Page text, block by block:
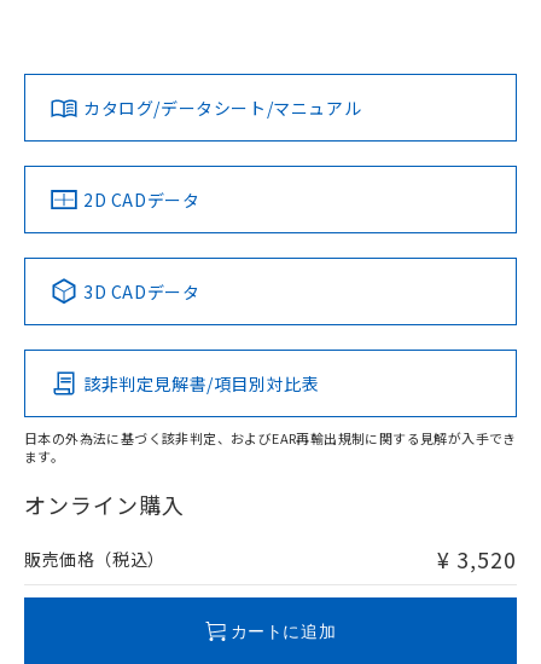
ダウンロードデータをご利用いただく前に、以下を必ずお読
みください。
ソフトウェアの使用条件
対応済み
中国 RoHS 注意事項・凡例
Pb Hg Cd Cr(VI)
O
在庫等で未対応品が混在する可能性があります。
問い合わせください。
カタログ/データシート/マニュアル
2D CADデータ
3D CADデータ
該非判定見解書/項目別対比表
日本の外為法に基づく該非判定、およびEAR再輸出規制に関する見解が入手でき
ます。
オンライン購入
販売価格（税込） ¥ 3,520
カートに追加